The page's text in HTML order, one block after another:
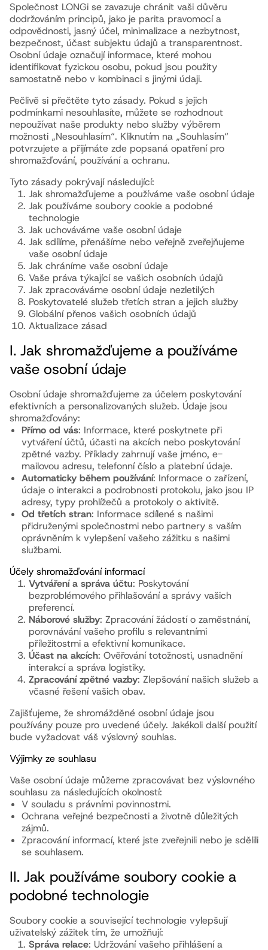
Společnost LONGi se zavazuje chránit vaši důvěru
dodržováním principů, jako je parita pravomocí a
odpovědnosti, jasný účel, minimalizace a nezbytnost,
bezpečnost, účast subjektu údajů a transparentnost.
Osobní údaje označují informace, které mohou
identifikovat fyzickou osobu, pokud jsou použity
samostatně nebo v kombinaci s jinými údaji.
Pečlivě si přečtěte tyto zásady. Pokud s jejich
podmínkami nesouhlasíte, můžete se rozhodnout
nepoužívat naše produkty nebo služby výběrem
možnosti „Nesouhlasím“. Kliknutím na „Souhlasím“
potvrzujete a přijímáte zde popsaná opatření pro
shromažďování, používání a ochranu.
Tyto zásady pokrývají následující:
Jak shromažďujeme a používáme vaše osobní údaje
Jak používáme soubory cookie a podobné
technologie
Jak uchováváme vaše osobní údaje
Jak sdílíme, přenášíme nebo veřejně zveřejňujeme
vaše osobní údaje
Jak chráníme vaše osobní údaje
Vaše práva týkající se vašich osobních údajů
Jak zpracováváme osobní údaje nezletilých
Poskytovatelé služeb třetích stran a jejich služby
Globální přenos vašich osobních údajů
Aktualizace zásad
I. Jak shromažďujeme a používáme
vaše osobní údaje
Osobní údaje shromažďujeme za účelem poskytování
efektivních a personalizovaných služeb. Údaje jsou
shromažďovány:
Přímo od vás: Informace, které poskytnete při
vytváření účtů, účasti na akcích nebo poskytování
zpětné vazby. Příklady zahrnují vaše jméno, e-
mailovou adresu, telefonní číslo a platební údaje.
Automaticky během používání: Informace o zařízení,
údaje o interakci a podrobnosti protokolu, jako jsou IP
adresy, typy prohlížečů a protokoly o aktivitě.
Od třetích stran: Informace sdílené s našimi
přidruženými společnostmi nebo partnery s vaším
oprávněním k vylepšení vašeho zážitku s našimi
službami.
Účely shromažďování informací
Vytváření a správa účtu: Poskytování
bezproblémového přihlašování a správy vašich
preferencí.
Náborové služby: Zpracování žádostí o zaměstnání,
porovnávání vašeho profilu s relevantními
příležitostmi a efektivní komunikace.
Účast na akcích: Ověřování totožnosti, usnadnění
interakcí a správa logistiky.
Zpracování zpětné vazby: Zlepšování našich služeb a
včasné řešení vašich obav.
Zajišťujeme, že shromážděné osobní údaje jsou
používány pouze pro uvedené účely. Jakékoli další použití
bude vyžadovat váš výslovný souhlas.
Výjimky ze souhlasu
Vaše osobní údaje můžeme zpracovávat bez výslovného
souhlasu za následujících okolností:
V souladu s právními povinnostmi.
Ochrana veřejné bezpečnosti a životně důležitých
zájmů.
Zpracování informací, které jste zveřejnili nebo je sdělili
se souhlasem.
II. Jak používáme soubory cookie a
podobné technologie
Soubory cookie a související technologie vylepšují
uživatelský zážitek tím, že umožňují:
Správa relace: Udržování vašeho přihlášení a